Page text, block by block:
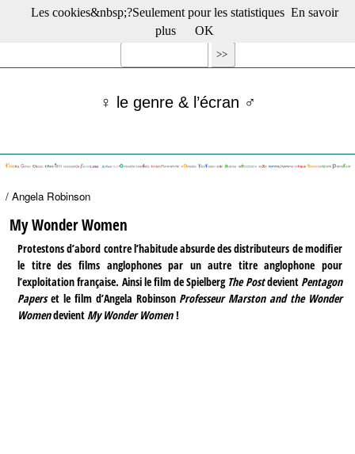
☰ Menu
Films récents
Films -TV/plates-formes
Archives
S’abonner à la Lettre !
♀ le genre & l’écran ♂
/ Angela Robinson
My Wonder Women
Protestons d’abord contre l’habitude absurde des distributeurs de modifier
le titre des films anglophones par un autre titre anglophone pour
l’exploitation française. Ainsi le film de Spielberg The Postdevient Pentagon
Paperset le film d’Angela Robinson Professeur Marston and the Wonder
Womendevient My Wonder Women!
Les cookies&nbsp;?Seulement pour les statistiques En savoir
plus
OK